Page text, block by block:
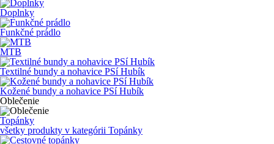
Doplnky
Funkčné prádlo
MTB
Textilné bundy a nohavice PSí Hubík
Kožené bundy a nohavice PSí Hubík
Oblečenie
Topánky
všetky produkty v kategórii Topánky